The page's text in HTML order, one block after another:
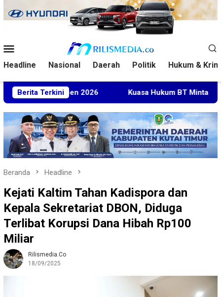
ke
Mobile
Headline Nasional Daerah Politik Hukum &
Berita Terkini
Open 2026 Kuasa Hukum BT Minta Dakwaan Korupsi
Beranda Headline
Kejati Kaltim Tahan Kadispora dan
Kepala Sekretariat DBON, Diduga
Terlibat Korupsi Dana Hibah Rp100
Miliar
Rilismedia.co
18/09/2025